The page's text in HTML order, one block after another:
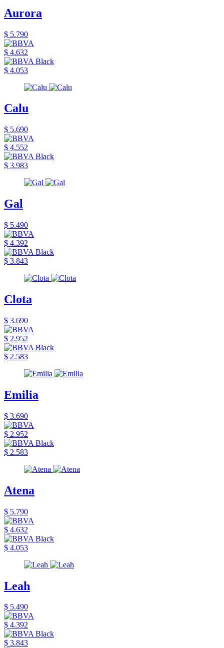
Aurora
$ 5.790
$ 4.632
$ 4.053
Calu
$ 5.690
$ 4.552
$ 3.983
Gal
$ 5.490
$ 4.392
$ 3.843
Clota
$ 3.690
$ 2.952
$ 2.583
Emilia
$ 3.690
$ 2.952
$ 2.583
Atena
$ 5.790
$ 4.632
$ 4.053
Leah
$ 5.490
$ 4.392
$ 3.843